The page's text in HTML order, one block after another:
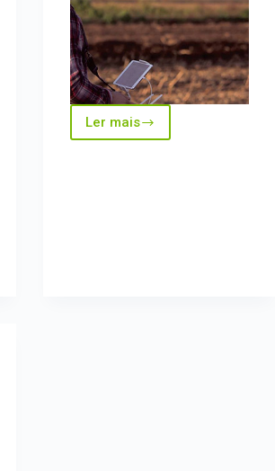
Ler maisInovTechAgro
em